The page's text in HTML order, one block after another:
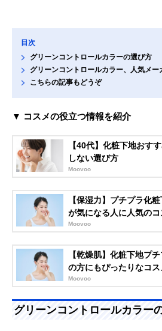
目次
グリーンコントロールカラーの選び方
グリーンコントロールカラー、人気メー
こちらの記事もどうぞ
▼ コスメの役立つ情報を紹介
【40代】化粧下地おす
しない選び方
Moovoo
【保湿力】プチプラ化
が気になる人に人気のコ
Moovoo
【乾燥肌】化粧下地プ
の方にもぴったりなコス
Moovoo
グリーンコントロールカラー